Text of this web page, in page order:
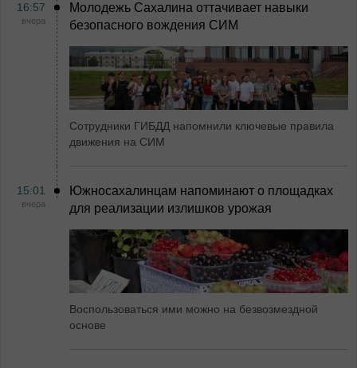
16:57
вчера
Молодежь Сахалина оттачивает навыки
безопасного вождения СИМ
Сотрудники ГИБДД напомнили ключевые правила
движения на СИМ
15:01
вчера
Южносахалинцам напоминают о площадках
для реализации излишков урожая
Воспользоваться ими можно на безвозмездной
основе